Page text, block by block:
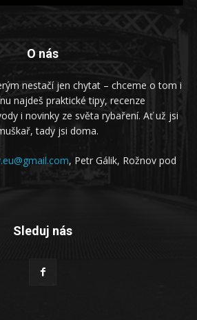
O nás
nestačí jen chytat – chceme o tom i
najdeš praktické tipy, recenze
i novinky ze světa rybaření. Ať už jsi
tady jsi doma.
, Petr Gálik, Rožnov pod
Sleduj nás